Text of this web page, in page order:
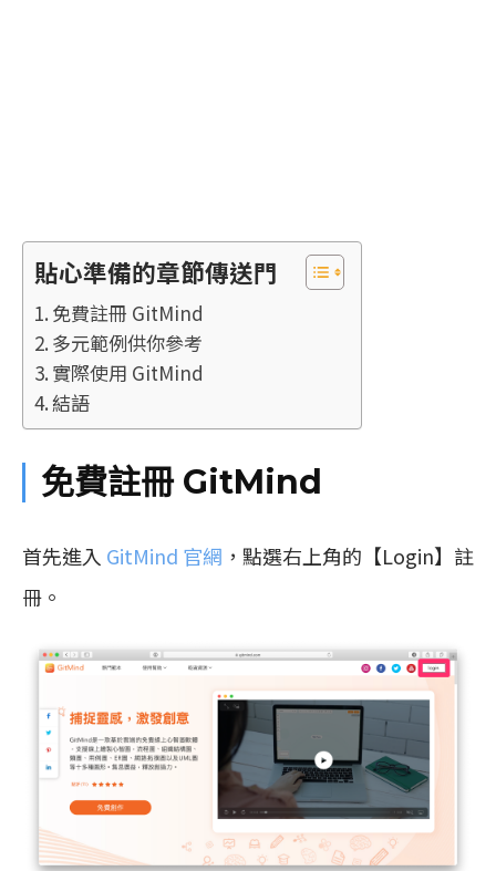
貼心準備的章節傳送門
免費註冊 GitMind
多元範例供你參考
實際使用 GitMind
結語
免費註冊 GitMind
首先進入 GitMind 官網 ，點選右上角的【Login】註
冊。